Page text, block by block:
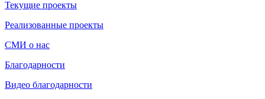
Текущие проекты
Реализованные проекты
СМИ о нас
Благодарности
Видео благодарности